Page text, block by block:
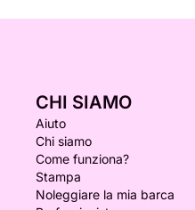
CHI SIAMO
Aiuto
Chi siamo
Come funziona?
Stampa
Noleggiare la mia barca